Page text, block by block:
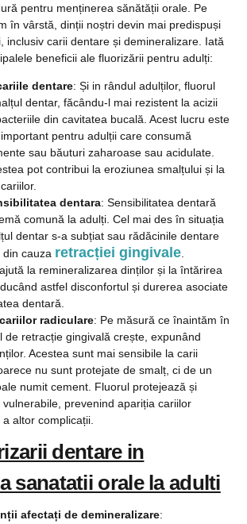
pentru menținerea sănătății orale. Pe
în vârstă, dinții noștri devin mai predispuși
inclusiv carii dentare și demineralizare. Iată
beneficii ale fluorizării pentru adulți:
dentare: Și in rândul adulților, fluorul
dentar, făcându-l mai rezistent la acizii
din cavitatea bucală. Acest lucru este
pentru adulții care consumă
sau băuturi zaharoase sau acidulate.
pot contribui la eroziunea smalțului și la
dentara: Sensibilitatea dentară
comună la adulți. Cel mai des în situația
dentar s-a subțiat sau rădăcinile dentare
cauza retracției gingivale
la remineralizarea dinților și la întărirea
astfel disconfortul și durerea asociate
dentară.
radiculare: Pe măsură ce înaintăm în
de retracție gingivală crește, expunând
Acestea sunt mai sensibile la carii
nu sunt protejate de smalț, ci de un
numit cement. Fluorul protejează și
prevenind apariția cariilor
altor complicații.
dentare in
sanatatii orale la adulti
afectați de demineralizare: